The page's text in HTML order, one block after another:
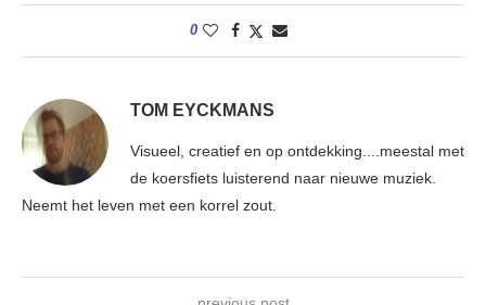
0
TOM EYCKMANS
Visueel, creatief en op ontdekking....meestal met
de koersfiets luisterend naar nieuwe muziek.
Neemt het leven met een korrel zout.